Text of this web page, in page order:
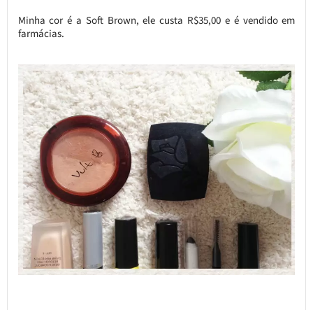
Minha cor é a Soft Brown, ele custa R$35,00 e é vendido em
farmácias.